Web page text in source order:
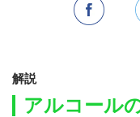
解説
アルコール